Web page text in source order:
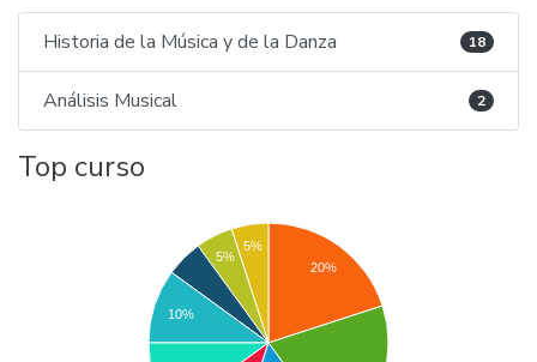
Historia de la Música y de la Danza 18
Análisis Musical 2
Top curso
20%
5%
5%
10%